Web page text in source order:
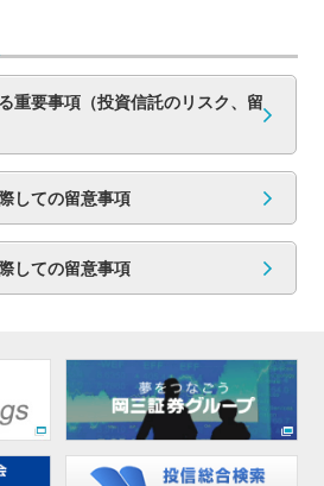
重要事項（投資信託のリスク、留
しての留意事項
しての留意事項